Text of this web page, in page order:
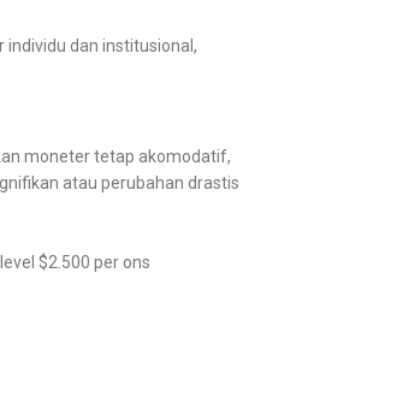
dan institusional,
moneter tetap akomodatif,
atau perubahan drastis
$2.500 per ons